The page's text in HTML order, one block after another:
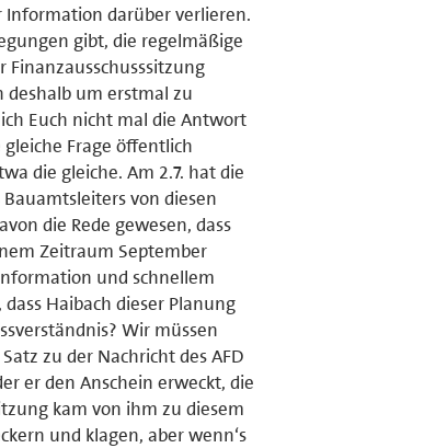
Information darüber verlieren.
gibt, die regelmäßige
deshalb um erstmal zu
Euch nicht mal die Antwort
Frage öffentlich
die gleiche. Am 2.7. hat die
von diesen
die Rede gewesen, dass
Zeitraum September
und schnellem
Haibach dieser Planung
Wir müssen
zu der Nachricht des AFD
er den Anschein erweckt, die
kam von ihm zu diesem
und klagen, aber wenn‘s